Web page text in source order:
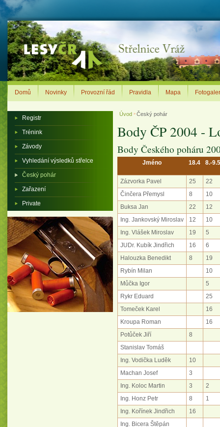
Úvod > Český pohár
Body ČP 2004 -
Body Českého poháru
Jméno 18.4 8.-9.5
Zázvorka Pavel 25
22
Činčera Přemysl
8
10
Buksa Jan
22
12
Ing. Jankovský Miroslav
12
10
Ing. Vlášek Miroslav
19
5
JUDr. Kubík Jindřich
16
6
Halouzka Benedikt
8
19
Rybín Milan
10
Můčka Igor
5
Rykr Eduard
25
Tomeček Karel
16
Kroupa Roman
16
Potůček Jiří
8
Stanislav Tomáš
Ing. Vodička Luděk
10
Machan Josef
3
Ing. Koloc Martin
3
2
Ing. Honz Petr
8
1
Ing. Kořínek Jindřich
16
Ing. Bicera Štěpán
Registr
Trénink
Závody
Vyhledání výsledků střelce
Český pohár
Zařazení
Private
Domů Novinky Provozní řád Pravidla Mapa